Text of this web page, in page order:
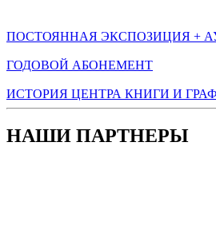
ПОСТОЯННАЯ ЭКСПОЗИЦИЯ +
ГОДОВОЙ АБОНЕМЕНТ
ИСТОРИЯ ЦЕНТРА КНИГИ И
НАШИ ПАРТНЕРЫ